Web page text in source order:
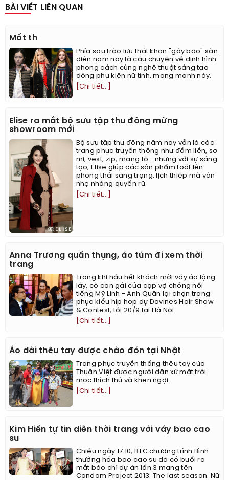
BÀI VIẾT LIÊN QUAN
Mốt th
Phía sau trào lưu thắt khăn "gây bão" sàn
diễn năm nay là câu chuyện về định hình
phong cách cùng nghệ thuật sáng tạo
dòng phụ kiện nữ tính, mong manh này.
[Chi tiết...]
Elise ra mắt bộ sưu tập thu đông mừng
showroom mới
Bộ sưu tập thu đông năm nay vẫn là các
trang phục truyền thống như đầm liền, sơ
mi, vest, zip, măng tô… nhưng với sự sáng
tạo, Elise giúp các sản phẩm toát lên
phong thái sang trọng, lịch thiệp mà vẫn
nhẹ nhàng quyến rũ.
[Chi tiết...]
Anna Trương quần thụng, áo túm đi xem thời
trang
Trong khi hầu hết khách mời váy áo lộng
lẫy, cô con gái của cặp vợ chồng nổi
tiếng Mỹ Linh - Anh Quân lại chọn trang
phục kiểu hip hop dự Davines Hair Show
& Contest, tối 20/9 tại Hà Nội.
[Chi tiết...]
Áo dài thêu tay được chào đón tại Nhật
Trang phục truyền thống thêu tay của
Thuận Việt được người dân xứ mặt trời
mọc thích thú và khen ngợi.
[Chi tiết...]
Kim Hiền tự tin diễn thời trang với váy bao cao
su
Chiều ngày 17.10, BTC chương trình Bình
thường hóa bao cao su đã có buổi ra
mắt báo chí dự án lần 3 mang tên
Condom Project 2013: The last season. Nữ